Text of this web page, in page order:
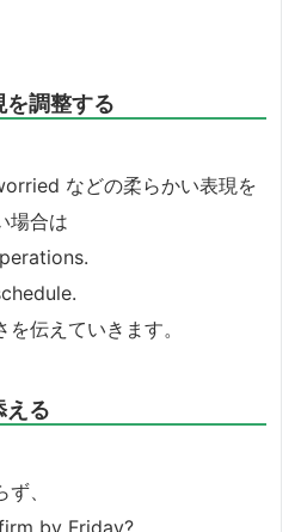
調整する
などの柔らかい表現を
場合は
伝えていきます。
る
、
by Friday?